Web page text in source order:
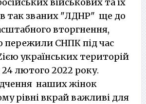
так званих "ЛДНР" ще до
вторгнення,
пережили СНПК під час
українських територій
24 лютого 2022 року.
наших жінок
рівні вкрай важливі для